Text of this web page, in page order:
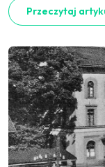
Przeczytaj